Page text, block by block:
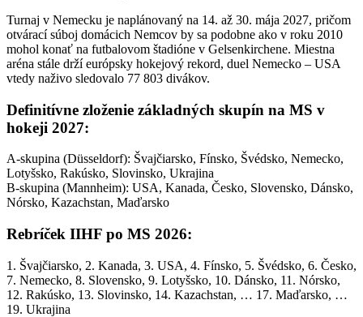
Turnaj v Nemecku je naplánovaný na 14. až 30. mája 2027, pričom
otvárací súboj domácich Nemcov by sa podobne ako v roku 2010
mohol konať na futbalovom štadióne v Gelsenkirchene. Miestna
aréna stále drží európsky hokejový rekord, duel Nemecko – USA
vtedy naživo sledovalo 77 803 divákov.
Definitívne zloženie základných skupín na MS v
hokeji 2027:
A-skupina (Düsseldorf): Švajčiarsko, Fínsko, Švédsko, Nemecko,
Lotyšsko, Rakúsko, Slovinsko, Ukrajina
B-skupina (Mannheim): USA, Kanada, Česko, Slovensko, Dánsko,
Nórsko, Kazachstan, Maďarsko
Rebríček IIHF po MS 2026:
1. Švajčiarsko, 2. Kanada, 3. USA, 4. Fínsko, 5. Švédsko, 6. Česko,
7. Nemecko, 8. Slovensko, 9. Lotyšsko, 10. Dánsko, 11. Nórsko,
12. Rakúsko, 13. Slovinsko, 14. Kazachstan, … 17. Maďarsko, …
19. Ukrajina